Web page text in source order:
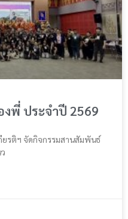
พี่ ประจำปี 2569
ยรติฯ จัดกิจกรรมสานสัมพันธ์